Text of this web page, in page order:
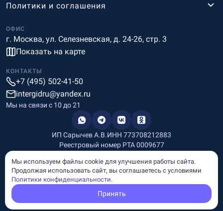
ОФИС
г. Москва, ул. Селезневская, д. 24-26, стр. 3
Показать на карте
Политики и соглашения
КОНТАКТЫ
+7 (495) 502-41-50
intergidru@yandex.ru
Мы на связи c 10 до 21
ИП Сарычев А.В.ИНН 773708212883
Реестровый номер РТА 0009677
Информация, размещённая на сайте, носит информационный
характер и не является рекламой и публичной офертой.
Мы используем файлы cookie для улучшения работы сайта.
Продолжая использовать сайт, вы соглашаетесь с условиями
Политики конфиденциальности.
Принять